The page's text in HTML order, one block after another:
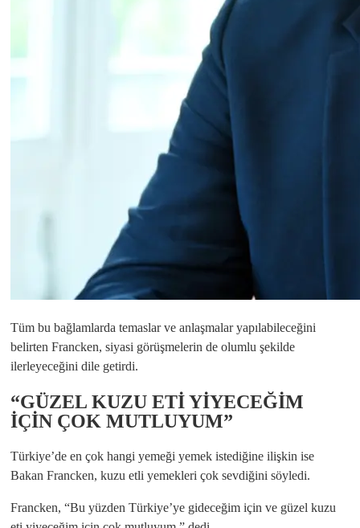
Tüm bu bağlamlarda temaslar ve anlaşmalar yapılabileceğini
belirten Francken, siyasi görüşmelerin de olumlu şekilde
ilerleyeceğini dile getirdi.
“GÜZEL KUZU ETİ YİYECEĞİM
İÇİN ÇOK MUTLUYUM”
Türkiye’de en çok hangi yemeği yemek istediğine ilişkin ise
Bakan Francken, kuzu etli yemekleri çok sevdiğini söyledi.
Francken, “Bu yüzden Türkiye’ye gideceğim için ve güzel kuzu